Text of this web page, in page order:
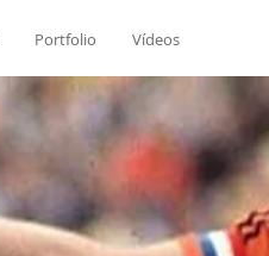
Portfolio Vídeos